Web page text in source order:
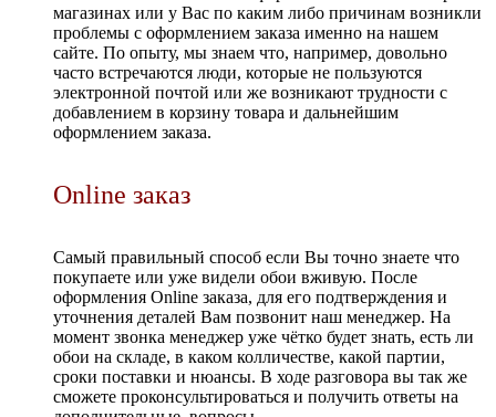
магазинах или у Вас по каким либо причинам возникли
проблемы с оформлением заказа именно на нашем
сайте. По опыту, мы знаем что, например, довольно
часто встречаются люди, которые не пользуются
электронной почтой или же возникают трудности с
добавлением в корзину товара и дальнейшим
оформлением заказа.
Online заказ
Самый правильный способ если Вы точно знаете что
покупаете или уже видели обои вживую. После
оформления Online заказа, для его подтверждения и
уточнения деталей Вам позвонит наш менеджер. На
момент звонка менеджер уже чётко будет знать, есть ли
обои на складе, в каком колличестве, какой партии,
сроки поставки и нюансы. В ходе разговора вы так же
сможете проконсультироваться и получить ответы на